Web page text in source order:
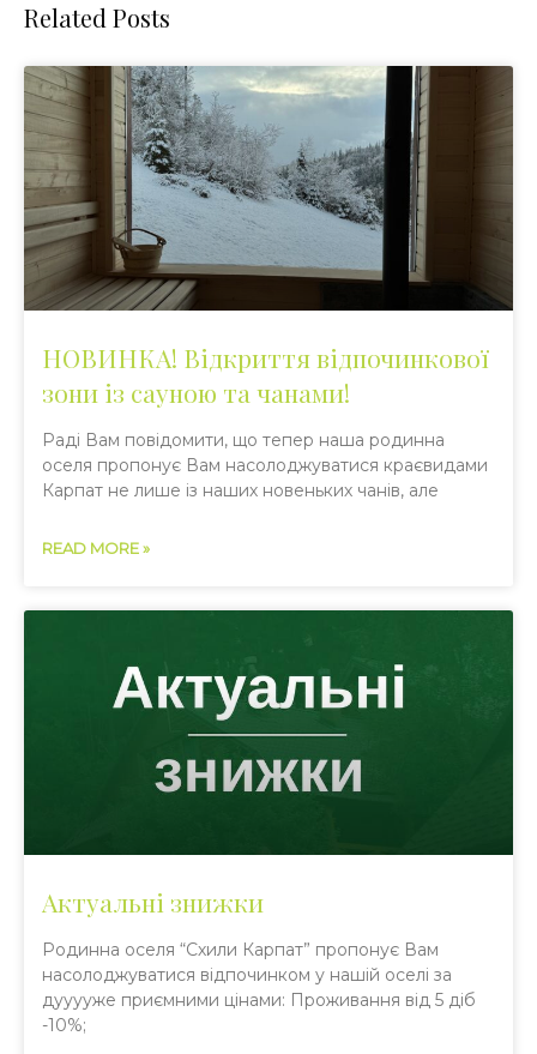
Related Posts
НОВИНКА! Відкриття відпочинкової
зони із сауною та чанами!​
Раді Вам повідомити, що тепер наша родинна
оселя пропонує Вам насолоджуватися краєвидами
Карпат не лише із наших новеньких чанів, але
READ MORE »
Актуальні знижки
Родинна оселя “Схили Карпат” пропонує Вам
насолоджуватися відпочинком у нашій оселі за
дууууже приємними цінами: Проживання від 5 діб
-10%;